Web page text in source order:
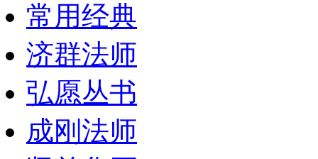
常用经典
济群法师
弘愿丛书
成刚法师